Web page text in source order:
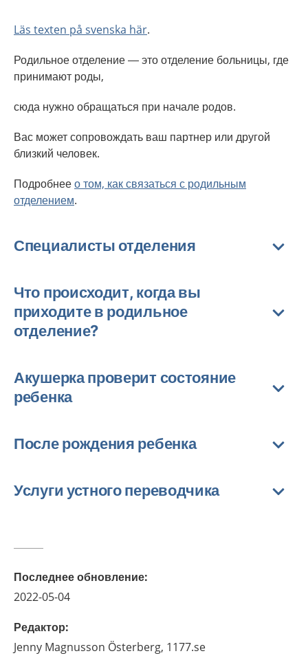
Läs texten på svenska här.
Родильное отделение — это отделение больницы, где
принимают роды,
сюда нужно обращаться при начале родов.
Вас может сопровождать ваш партнер или другой
близкий человек.
Подробнеео том, как связаться с родильным
отделением.
Специалисты отделения
Что происходит, когда вы
приходите в родильное
отделение?
Акушерка проверит состояние
ребенка
После рождения ребенка
Услуги устного переводчика
Последнее обновление:
2022-05-04
Редактор:
Jenny Magnusson Österberg, 1177.se